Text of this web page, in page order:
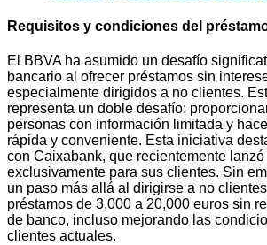
Requisitos y condiciones del
El BBVA ha asumido un desafío
bancario al ofrecer préstamos sin
especialmente dirigidos a no clientes.
representa un doble desafío:
personas con información limitada y
rápida y conveniente. Esta iniciativa
con Caixabank, que recientemente
exclusivamente para sus clientes. Sin
un paso más allá al dirigirse a no
préstamos de 3,000 a 20,000 euros sin
de banco, incluso mejorando las
clientes actuales.